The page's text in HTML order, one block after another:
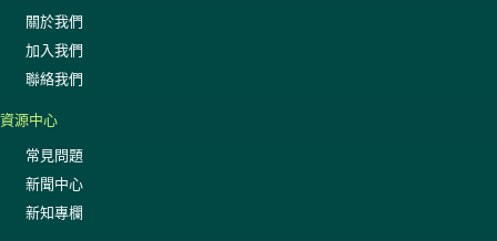
關於我們
加入我們
聯絡我們
資源中心
常見問題
新聞中心
新知專欄